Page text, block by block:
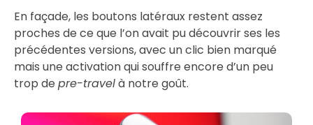
En façade, les boutons latéraux restent assez
proches de ce que l’on avait pu découvrir ses les
précédentes versions, avec un clic bien marqué
mais une activation qui souffre encore d’un peu
trop de pre-travelà notre goût.